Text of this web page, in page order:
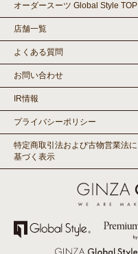
オーダースーツ Global Style TOP
店舗一覧
よくある質問
お問い合わせ
IR情報
プライバシーポリシー
特定商取引法および古物営業法に
基づく表示